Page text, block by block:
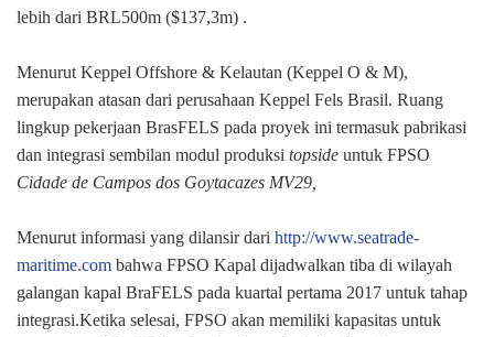
lebih dari BRL500m ($137,3m) .
Menurut Keppel Offshore & Kelautan (Keppel O & M),
merupakan atasan dari perusahaan Keppel Fels Brasil. Ruang
lingkup pekerjaan BrasFELS pada proyek ini termasuk pabrikasi
dan integrasi sembilan modul produksi topside untuk FPSO
Cidade de Campos dos Goytacazes MV29,
Menurut informasi yang dilansir dari http://www.seatrade-
maritime.com bahwa FPSO Kapal dijadwalkan tiba di wilayah
galangan kapal BraFELS pada kuartal pertama 2017 untuk tahap
integrasi.Ketika selesai, FPSO akan memiliki kapasitas untuk